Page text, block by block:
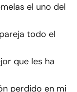
el uno del
todo el
que les ha
perdido en mi